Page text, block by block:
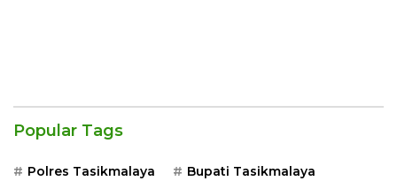
Popular Tags
Polres Tasikmalaya Bupati Tasikmalaya